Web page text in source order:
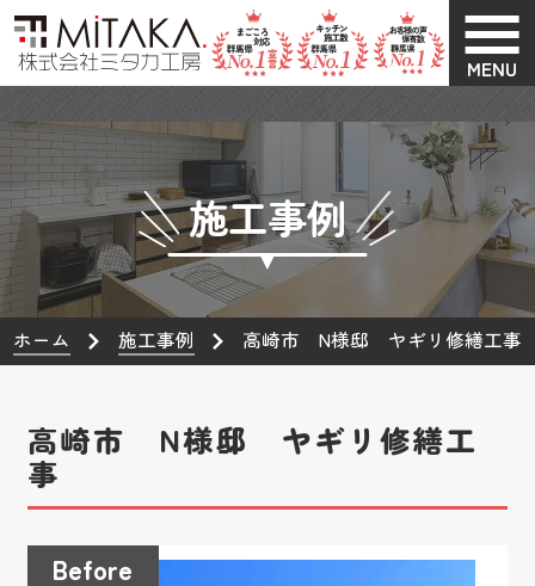
MENU
施工事例
ホーム 施工事例 高崎市 N様邸 ヤギリ修繕工事
高崎市 N様邸 ヤギリ修繕工
事